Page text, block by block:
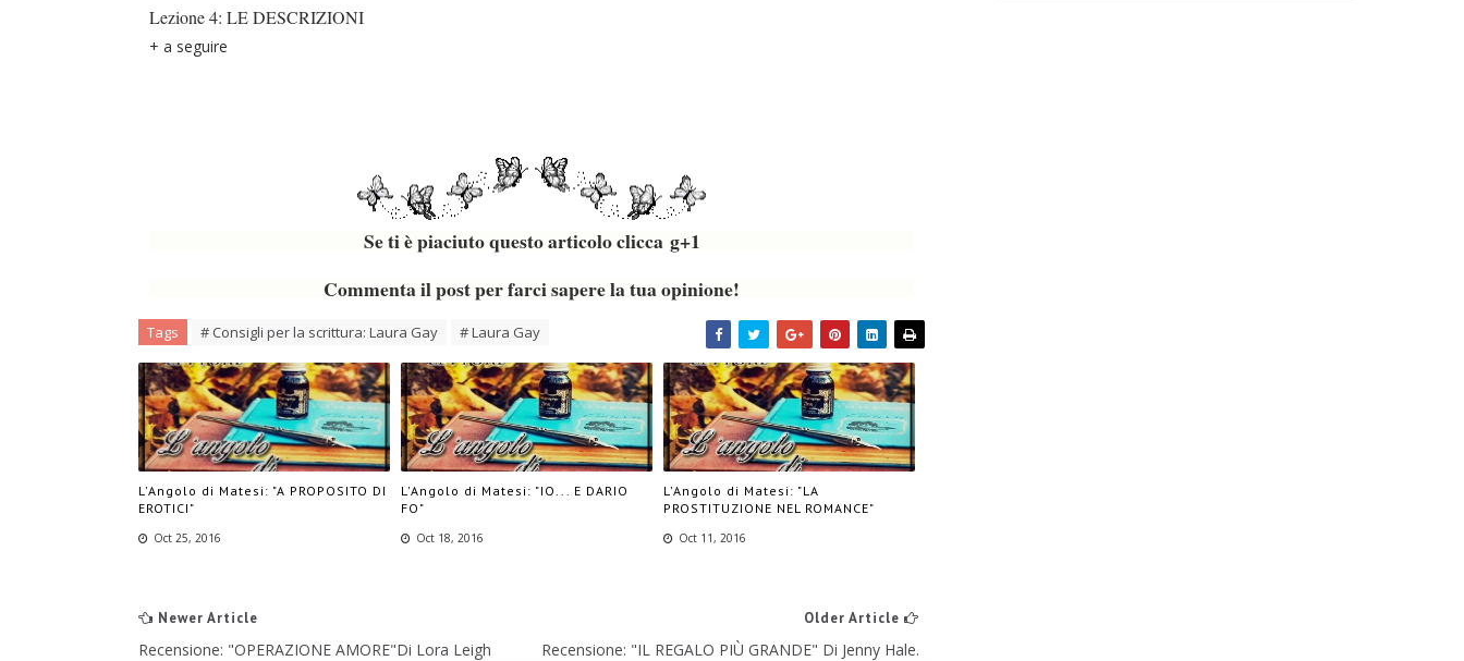
Lezione 4: LE DESCRIZIONI
+ a seguire
Se ti è piaciuto questo articolo clicca g+1
Commenta il post per farci sapere la tua opinione!
Tags # Consigli per la scrittura: Laura Gay # Laura Gay
L'Angolo di Matesi: "A PROPOSITO DI
EROTICI"
Oct 25, 2016
L'Angolo di Matesi: "IO... E DARIO
FO"
Oct 18, 2016
L'Angolo di Matesi: "LA
PROSTITUZIONE NEL ROMANCE"
Oct 11, 2016
Newer Article
Recensione: "OPERAZIONE AMORE"di Lora Leigh
Older Article
Recensione: "IL REGALO PIÙ GRANDE" Di Jenny Hale.